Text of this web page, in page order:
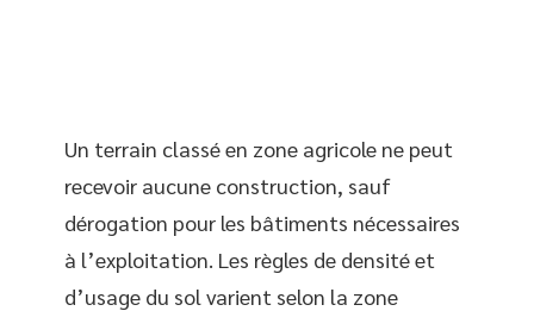
Un terrain classé en zone agricole ne peut
recevoir aucune construction, sauf
dérogation pour les bâtiments nécessaires
à l’exploitation. Les règles de densité et
d’usage du sol varient selon la zone